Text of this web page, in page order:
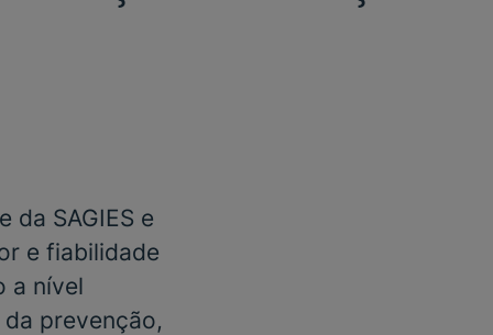
da SAGIES e
e fiabilidade
a nível
prevenção,